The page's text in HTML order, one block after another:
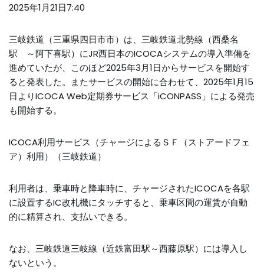
2025年1月21日7:40
三岐鉄道（三重県四日市市）は、三岐鉄道北勢線（西桑名
駅 ～阿下喜駅）にJR西日本のICOCAシステムの導入準備を
進めていたが、このほど2025年3月1日からサービスを開始す
ると発表した。またサービスの開始に合わせて、2025年1月15
日よりICOCA Web定期券サービス「iCONPASS」による発売
も開始する。
ICOCA利用サービス（チャージによるＳＦ（ストアードフェ
ア）利用）（三岐鉄道）
利用者は、乗車時と降車時に、チャージされたICOCAを各駅
に設置するIC改札機にタッチすると、乗車区間の運賃が自動
的に精算され、支払いできる。
なお、三岐鉄道三岐線（近鉄富田駅～西藤原駅）には導入し
ないという。